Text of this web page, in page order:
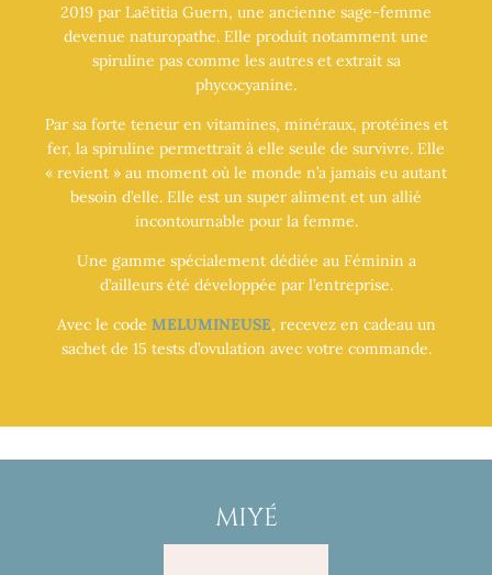
2019 par Laëtitia Guern, une ancienne sage-femme
devenue naturopathe. Elle produit notamment une
spiruline pas comme les autres et extrait sa
phycocyanine.
Par sa forte teneur en vitamines, minéraux, protéines et
fer, la spiruline permettrait à elle seule de survivre. Elle
« revient » au moment où le monde n’a jamais eu autant
besoin d’elle. Elle est un super aliment et un allié
incontournable pour la femme.
Une gamme spécialement dédiée au Féminin a
d’ailleurs été développée par l’entreprise.
Avec le code MELUMINEUSE, recevez en cadeau un
sachet de 15 tests d’ovulation avec votre commande.
MIYÉ